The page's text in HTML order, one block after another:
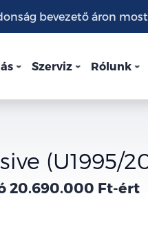
bevezető áron
Szerviz Rólunk
(U1995/
20.690.000 Ft-ért